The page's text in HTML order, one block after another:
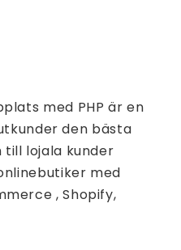
med PHP är en
den bästa
till lojala kunder
med
, Shopify,